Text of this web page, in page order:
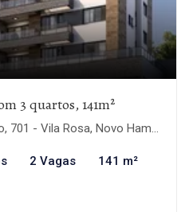
3 quartos, 141m²
- Vila Rosa, Novo Hamburgo-RS
2 Vagas 141 m²